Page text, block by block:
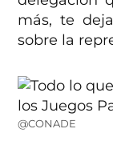
más, te
sobre la
@CONADE